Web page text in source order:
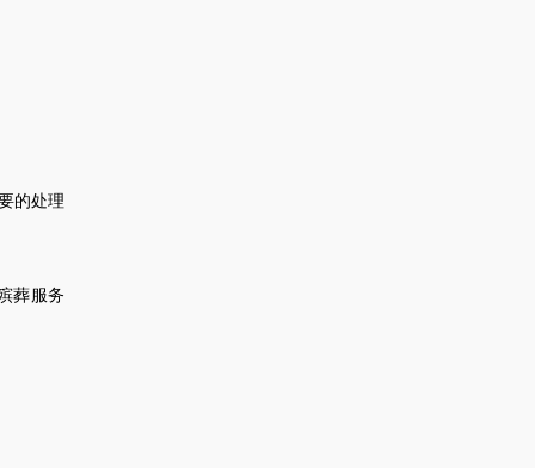
的处理
葬服务